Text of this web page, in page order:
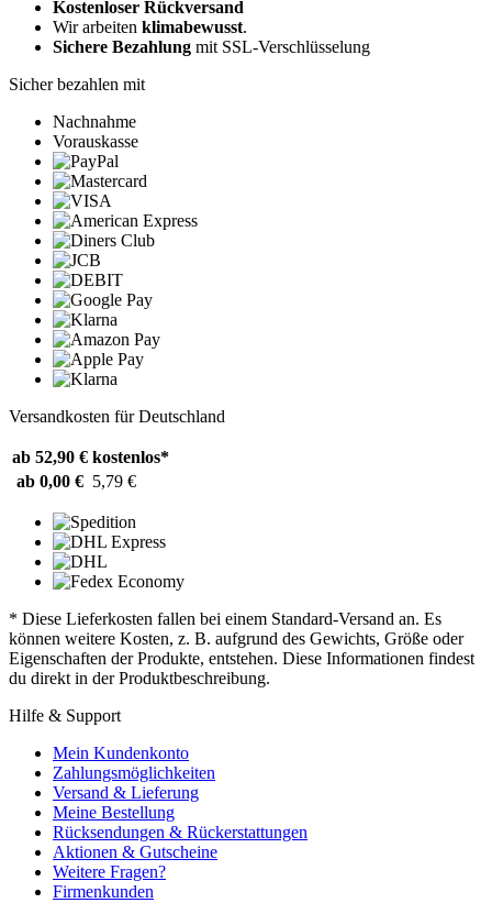
Kostenloser Rückversand
Wir arbeiten klimabewusst.
Sichere Bezahlung mit SSL-Verschlüsselung
Sicher bezahlen mit
Nachnahme
Vorauskasse
Versandkosten für Deutschland
ab 52,90 € kostenlos*
ab 0,00 € 5,79 €
* Diese Lieferkosten fallen bei einem Standard-Versand an. Es
können weitere Kosten, z. B. aufgrund des Gewichts, Größe oder
Eigenschaften der Produkte, entstehen. Diese Informationen findest
du direkt in der Produktbeschreibung.
Hilfe & Support
Mein Kundenkonto
Zahlungsmöglichkeiten
Versand & Lieferung
Meine Bestellung
Rücksendungen & Rückerstattungen
Aktionen & Gutscheine
Weitere Fragen?
Firmenkunden